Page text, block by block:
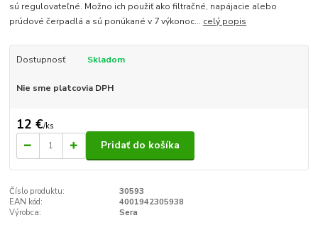
sú regulovateľné. Možno ich použiť ako filtračné, napájacie alebo
prúdové čerpadlá a sú ponúkané v 7 výkonoc... celý popis
Dostupnosť Skladom
Nie sme platcovia DPH
12 €/ks
Pridať do košíka
Číslo produktu:
30593
EAN kód:
4001942305938
Výrobca:
Sera